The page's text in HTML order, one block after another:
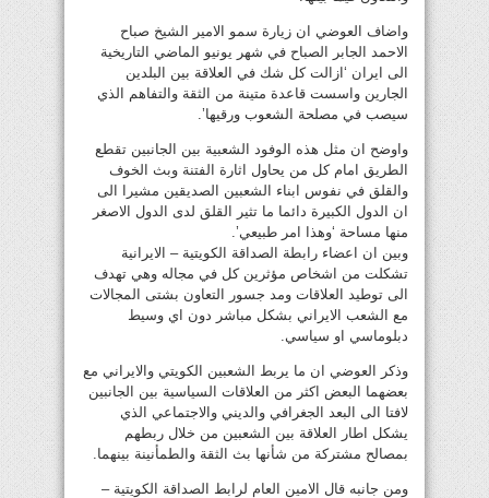
واضاف العوضي ان زيارة سمو الامير الشيخ صباح
الاحمد الجابر الصباح في شهر يونيو الماضي التاريخية
الى ايران ‘ازالت كل شك في العلاقة بين البلدين
الجارين واسست قاعدة متينة من الثقة والتفاهم الذي
سيصب في مصلحة الشعوب ورقيها’.
واوضح ان مثل هذه الوفود الشعبية بين الجانبين تقطع
الطريق امام كل من يحاول اثارة الفتنة وبث الخوف
والقلق في نفوس ابناء الشعبين الصديقين مشيرا الى
ان الدول الكبيرة دائما ما تثير القلق لدى الدول الاصغر
منها مساحة ‘وهذا امر طبيعي’.
وبين ان اعضاء رابطة الصداقة الكويتية – الايرانية
تشكلت من اشخاص مؤثرين كل في مجاله وهي تهدف
الى توطيد العلاقات ومد جسور التعاون بشتى المجالات
مع الشعب الايراني بشكل مباشر دون اي وسيط
دبلوماسي او سياسي.
وذكر العوضي ان ما يربط الشعبين الكويتي والايراني مع
بعضهما البعض اكثر من العلاقات السياسية بين الجانبين
لافتا الى البعد الجغرافي والديني والاجتماعي الذي
يشكل اطار العلاقة بين الشعبين من خلال ربطهم
بمصالح مشتركة من شأنها بث الثقة والطمأنينة بينهما.
ومن جانبه قال الامين العام لرابط الصداقة الكويتية –